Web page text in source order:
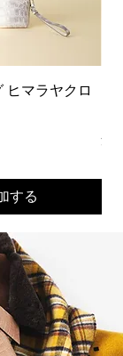
ヒマラヤクロ
する
消費